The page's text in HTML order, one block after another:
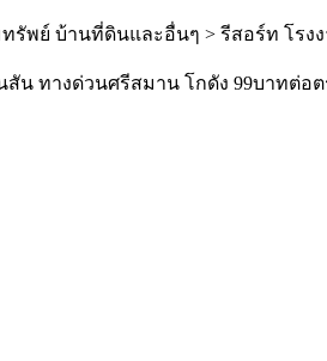
รัพย์ บ้านที่ดินและอื่นๆ > รีสอร์ท โรง
สัน ทางด่วนศรีสมาน โกดัง 99บาทต่อ